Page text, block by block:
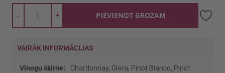
+
- PIEVIENOT GROZAM
VAIRĀK INFORMĀCIJAS
Vairāk
Chardonnay, Glera, Pinot Bianco, Pinot